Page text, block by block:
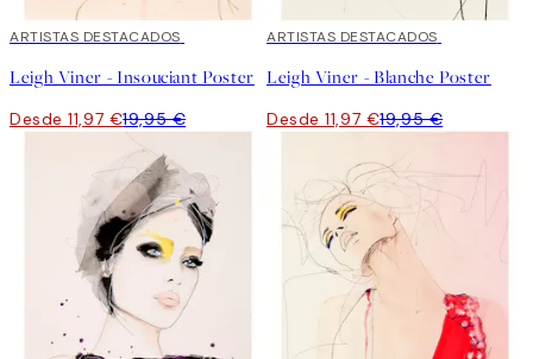
40%*
ARTISTAS DESTACADOS
Leigh Viner - Insouciant Poster
Desde 11,97 €19,95 €
40%*
ARTISTAS DESTACADOS
Leigh Viner - Blanche Poster
Desde 11,97 €19,95 €